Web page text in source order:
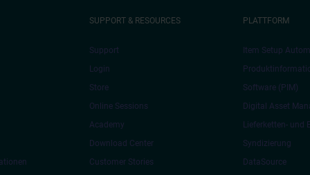
SUPPORT & RESOURCES
Support
Login
Store
Online Sessions
Academy
Download Center
Customer Stories
PLATTFORM
Item Setup
Software (PIM)
Digital Asset
Lieferketten- und
Syndizierung
DataSource